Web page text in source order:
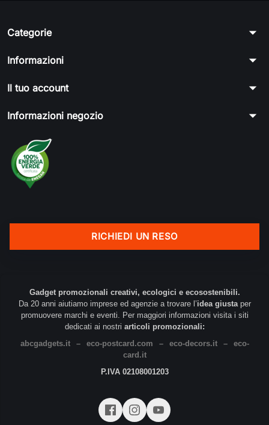
Categorie arrow_drop_down
Informazioni arrow_drop_down
Il tuo account arrow_drop_down
Informazioni negozio arrow_drop_down
RICHIEDI UN RESO
Gadget promozionali creativi, ecologici e ecosostenibili.
Da 20 anni aiutiamo imprese ed agenzie a trovare l’idea giustaper
promuovere marchi e eventi. Per maggiori informazioni visita i siti
dedicati ai nostri articoli promozionali:
abcgadgets.it
– eco-postcard.com – eco-decors.it –
eco-
card.it
P.IVA 02108001203